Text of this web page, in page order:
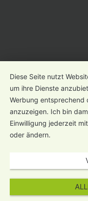
Diese Seite nutzt
um ihre Dienste
Werbung entsprechend
anzuzeigen. Ich bin
Einwilligung jederzeit
oder ändern.